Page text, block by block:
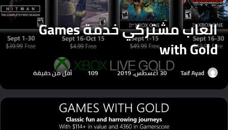
العاب مشتركي خدمة Games
with Gold
Taif Ayad 30 أغسطس، 2019 109 أقل من دقيقة